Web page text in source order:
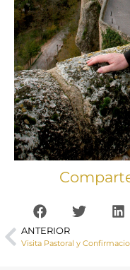
ANTERIOR